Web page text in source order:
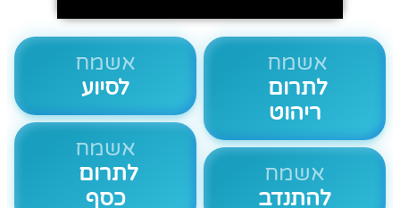
אשמח
לתרום
ריהוט
אשמח
להתנדב
אשמח
לסיוע
אשמח
לתרום
כסף